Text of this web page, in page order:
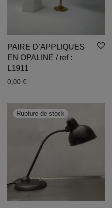
PAIRE D’APPLIQUES
EN OPALINE / ref :
L1911
0,00 €